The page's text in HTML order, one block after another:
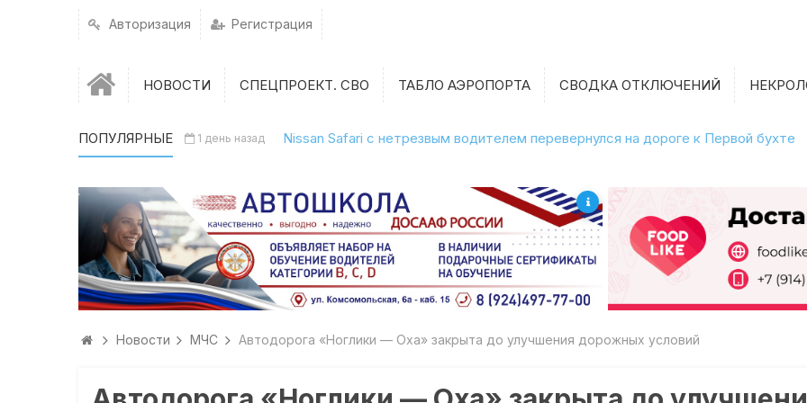
Авторизация Регистрация
НОВОСТИ СПЕЦПРОЕКТ. СВО ТАБЛО АЭРОПОРТА СВОДКА ОТКЛЮЧЕНИЙ
ПОПУЛЯРНЫЕ 1 день назад Nissan Safari с нетрезвым водителем перевернулся на дороге к Первой бухте
Новости МЧС Автодорога «Ноглики — Оха» закрыта до улучшения дорожных условий